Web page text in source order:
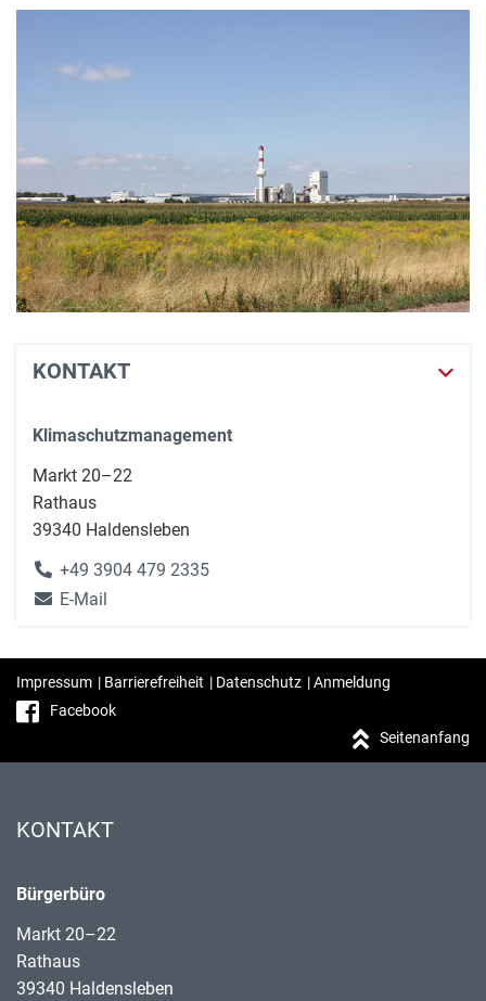
KONTAKT
Klimaschutzmanagement
Markt 20–22
Rathaus
39340 Haldensleben
+49 3904 479 2335
E-Mail
Impressum | Barrierefreiheit | Datenschutz |Anmeldung
Facebook
Seitenanfang
KONTAKT
Bürgerbüro
Markt 20–22
Rathaus
39340 Haldensleben